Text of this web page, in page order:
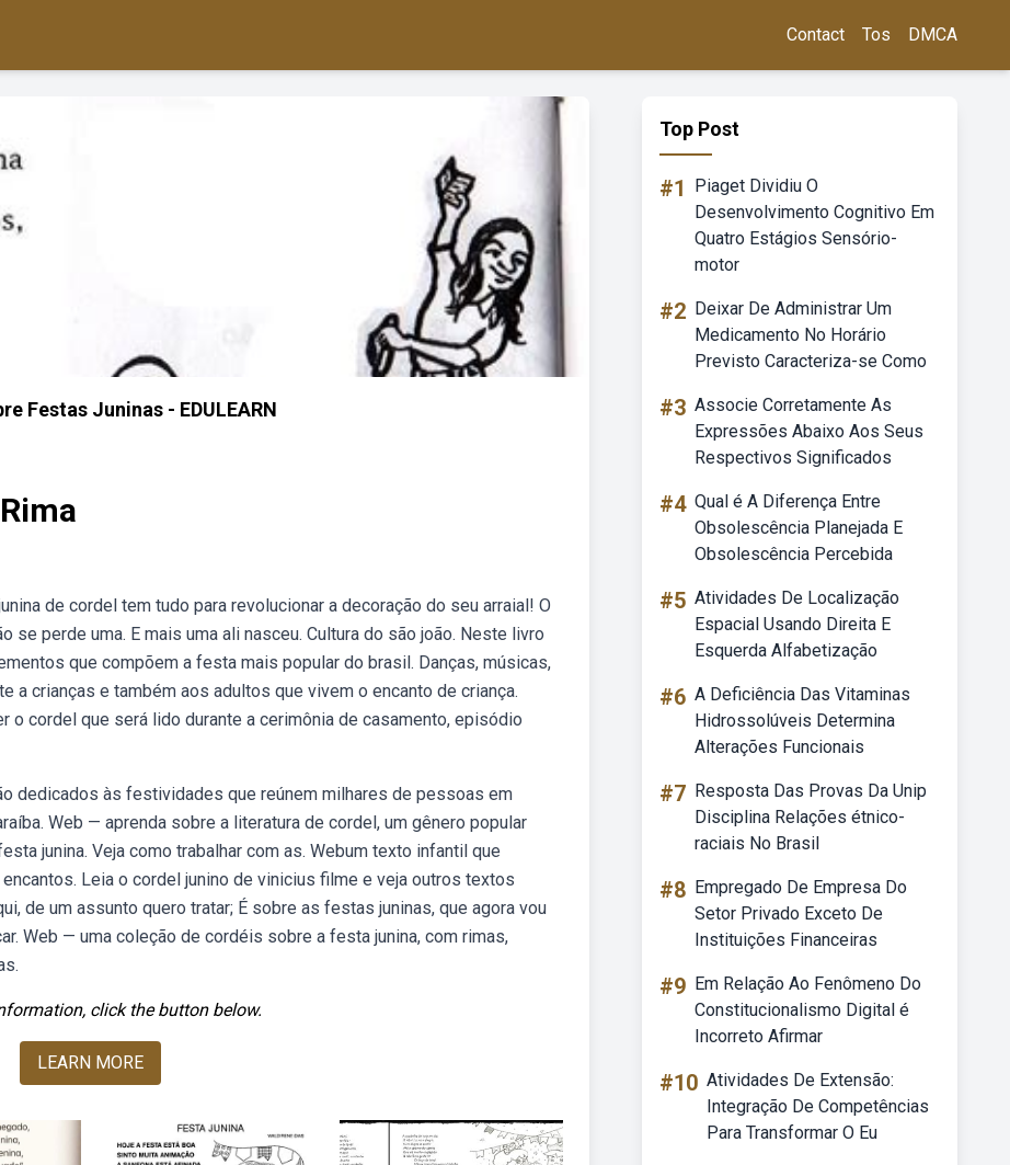
Contact Tos DMCA
Festas Juninas - EDULEARN
de cordel tem tudo para revolucionar a decoração do seu arraial! O
se perde uma. E mais uma ali nasceu. Cultura do são joão. Neste livro
que compõem a festa mais popular do brasil. Danças, músicas,
a crianças e também aos adultos que vivem o encanto de criança.
o cordel que será lido durante a cerimônia de casamento, episódio
dedicados às festividades que reúnem milhares de pessoas em
Web — aprenda sobre a literatura de cordel, um gênero popular
junina. Veja como trabalhar com as. Webum texto infantil que
Leia o cordel junino de vinicius filme e veja outros textos
de um assunto quero tratar; É sobre as festas juninas, que agora vou
Web — uma coleção de cordéis sobre a festa junina, com rimas,
click the button below.
LEARN MORE
Top Post
#1
Piaget Dividiu O
Desenvolvimento Cognitivo Em
Quatro Estágios Sensório-
motor
#2 Deixar De Administrar Um
Medicamento No Horário
Previsto Caracteriza-se Como
#3 Associe Corretamente As
Expressões Abaixo Aos Seus
Respectivos Significados
#4 Qual é A Diferença Entre
Obsolescência Planejada E
Obsolescência Percebida
#5 Atividades De Localização
Espacial Usando Direita E
Esquerda Alfabetização
#6 A Deficiência Das Vitaminas
Hidrossolúveis Determina
Alterações Funcionais
#7 Resposta Das Provas Da Unip
Disciplina Relações étnico-
raciais No Brasil
#8 Empregado De Empresa Do
Setor Privado Exceto De
Instituições Financeiras
#9 Em Relação Ao Fenômeno Do
Constitucionalismo Digital é
Incorreto Afirmar
#10 Atividades De Extensão:
Integração De Competências
Para Transformar O Eu